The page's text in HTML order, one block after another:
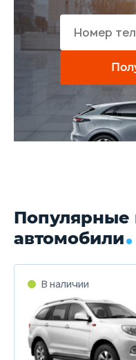
Популярные
автомобили